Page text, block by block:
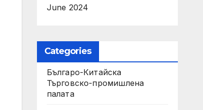
June 2024
Categories
Българо-Китайска
Търговско-промишлена
палaта